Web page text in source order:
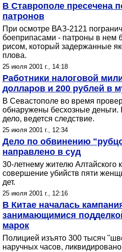
В Ставрополе пресечена
патронов
При осмотре ВАЗ-2121
боеприпасами - патроны в
рисом, который задержанные
плова.
25 июля 2001 г., 14:18
Работники налоговой
долларов и 200 рублей в
В Севастополе во время
обнаружены бесхозные деньги.
дело, ведется следствие.
25 июля 2001 г., 12:34
Дело по обвинению
направлено в суд
30-летнему жителю Алтайского
совершение убийств пяти
дет.
25 июля 2001 г., 12:16
В Китае началась
занимающимися
марок
Полицией изъято 300 тысяч
наручных часов,